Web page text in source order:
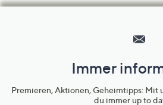
Immer
Premieren, Aktionen, Geheimtipps: Mit
du immer up to